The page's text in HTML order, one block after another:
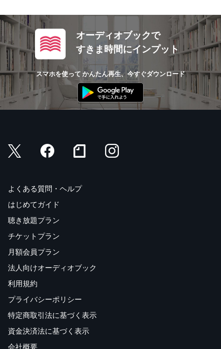
オーディオブックで
すきま時間にインプット
スマホを使って かんたん再生、今すぐダウンロード
よくある質問・ヘルプ
はじめてガイド
聴き放題プラン
チケットプラン
月額会員プラン
法人向けオーディオブック
利用規約
プライバシーポリシー
特定商取引法に基づく表示
資金決済法に基づく表示
会社概要